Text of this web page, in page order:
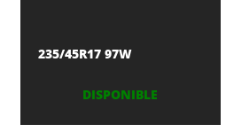
235/45R17 97W
DISPONIBLE